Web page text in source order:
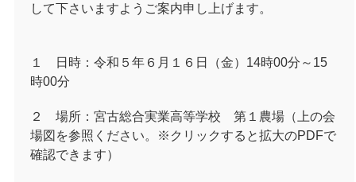
して下さいますようご案内申し上げます。
１ 日時：令和５年６月１６日（金）14時00分～15
時00分
２ 場所：宮古総合実業高等学校 第１農場（上の会
場図を参照ください。※クリックすると拡大のPDFで
確認できます）